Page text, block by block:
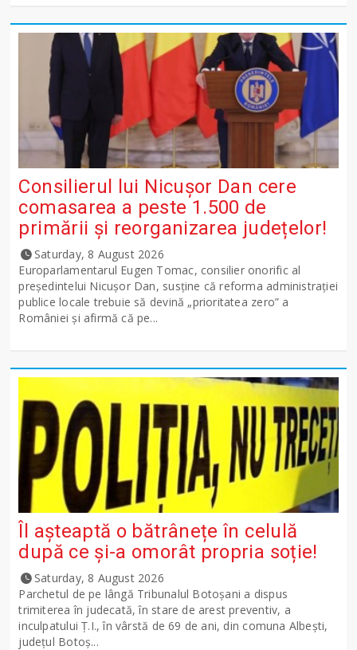
Consilierul lui Nicușor Dan cere
comasarea a peste 1.500 de
primării și reorganizarea județelor!
Saturday, 8 August 2026
Europarlamentarul Eugen Tomac, consilier onorific al
președintelui Nicușor Dan, susține că reforma administrației
publice locale trebuie să devină „prioritatea zero” a
României și afirmă că pe...
Îl așteaptă o bătrânețe în celulă
după ce și-a omorât propria soție!
Saturday, 8 August 2026
Parchetul de pe lângă Tribunalul Botoşani a dispus
trimiterea în judecată, în stare de arest preventiv, a
inculpatului Ț.I., în vârstă de 69 de ani, din comuna Albești,
județul Botoș...